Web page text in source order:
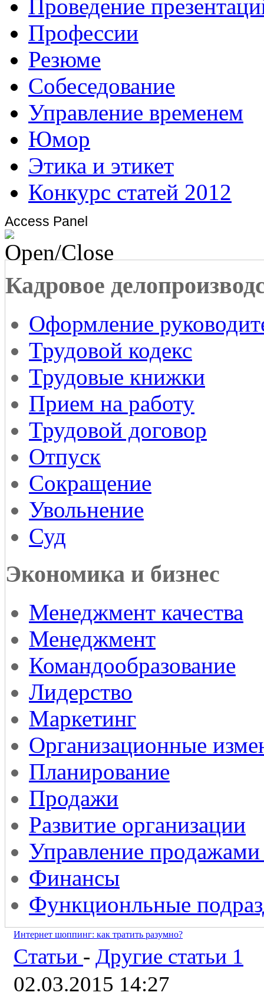
Проведение
Профессии
Резюме
Собеседование
Управление временем
Юмор
Этика и этикет
Конкурс статей 2012
Access Panel
Кадровое
Оформление
Трудовой кодекс
Трудовые книжки
Прием на работу
Трудовой договор
Отпуск
Сокращение
Увольнение
Суд
Экономика и бизнес
Менеджмент качества
Менеджмент
Командообразование
Лидерство
Маркетинг
Организационные
Планирование
Продажи
Развитие организации
Управление
Финансы
Функционльные
Интернет шоппинг: как тратить разумно?
Статьи - Другие статьи 1
02.03.2015 14:27